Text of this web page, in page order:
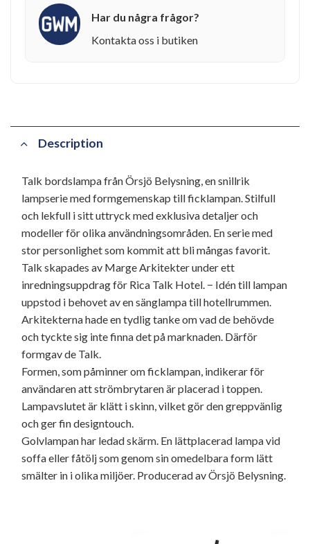
Har du några frågor?
Kontakta oss i butiken
Description
Talk bordslampa från Örsjö Belysning, en snillrik
lampserie med formgemenskap till ficklampan. Stilfull
och lekfull i sitt uttryck med exklusiva detaljer och
modeller för olika användningsområden. En serie med
stor personlighet som kommit att bli mångas favorit.
Talk skapades av Marge Arkitekter under ett
inredningsuppdrag för Rica Talk Hotel. − Idén till lampan
uppstod i behovet av en sänglampa till hotellrummen.
Arkitekterna hade en tydlig tanke om vad de behövde
och tyckte sig inte finna det på marknaden. Därför
formgav de Talk.
Formen, som påminner om ficklampan, indikerar för
användaren att strömbrytaren är placerad i toppen.
Lampavslutet är klätt i skinn, vilket gör den greppvänlig
och ger fin designtouch.
Golvlampan har ledad skärm. En lättplacerad lampa vid
soffa eller fåtölj som genom sin omedelbara form lätt
smälter in i olika miljöer. Producerad av Örsjö Belysning.